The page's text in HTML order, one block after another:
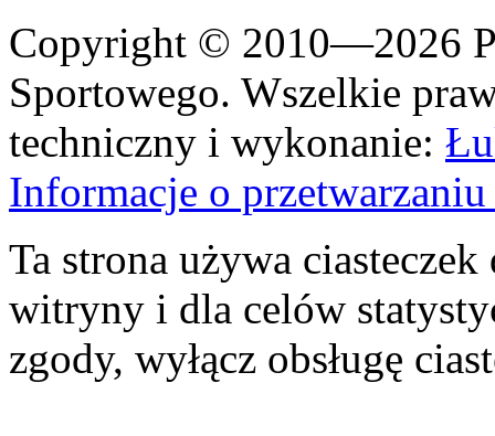
Copyright © 2010—2026
Sportowego. Wszelkie
techniczny i wykonanie:
Informacje o
Ta strona używa
witryny i dla celów
zgody, wyłącz obsługę